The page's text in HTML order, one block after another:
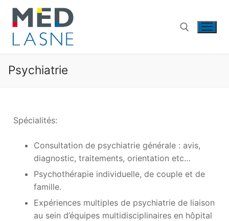
Psychiatrie
Spécialités:
Consultation de psychiatrie générale : avis,
diagnostic, traitements, orientation etc…
Psychothérapie individuelle, de couple et de
famille.
Expériences multiples de psychiatrie de liaison
au sein d’équipes multidisciplinaires en hôpital